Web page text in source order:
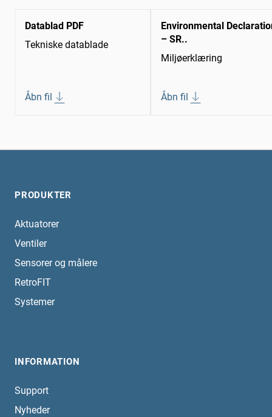
Datablad PDF
Tekniske datablade
Åbn fil
Environmental
– SR..
Miljøerklæring
Åbn fil
PRODUKTER
Aktuatorer
Ventiler
Sensorer og målere
RetroFIT
Systemer
INFORMATION
Support
Nyheder